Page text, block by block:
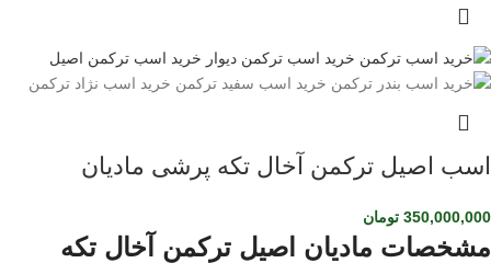
اسب اصیل ترکمن آخال تکه پرشی مادیان
350,000,000 تومان
مشخصات مادیان اصیل ترکمن آخال تکه